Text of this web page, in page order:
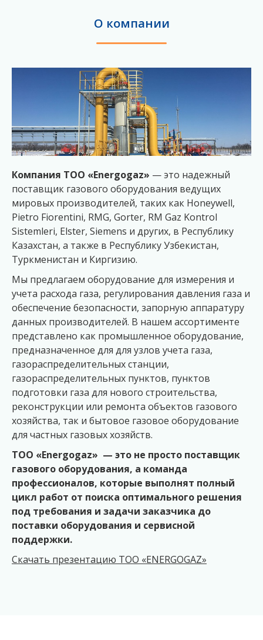
О компании
Компания ТОО «Energogaz» — это надежный
поставщик газового оборудования ведущих
мировых производителей, таких как Honeywell,
Pietro Fiorentini, RMG, Gorter, RM Gaz Kontrol
Sistemleri, Elster, Siemens и других, в Республику
Казахстан, а также в Республику Узбекистан,
Туркменистан и Киргизию.
Мы предлагаем оборудование для измерения и
учета расхода газа, регулирования давления газа и
обеспечение безопасности, запорную аппаратуру
данных производителей. В нашем ассортименте
представлено как промышленное оборудование,
предназначенное для для узлов учета газа,
газораспределительных станции,
газораспределительных пунктов, пунктов
подготовки газа для нового строительства,
реконструкции или ремонта объектов газового
хозяйства, так и бытовое газовое оборудование
для частных газовых хозяйств.
ТОО «Energogaz» — это не просто поставщик
газового оборудования, а команда
профессионалов, которые выполнят полный
цикл работ от поиска оптимального решения
под требования и задачи заказчика до
поставки оборудования и сервисной
поддержки.
Скачать презентацию ТОО «ENERGOGAZ»